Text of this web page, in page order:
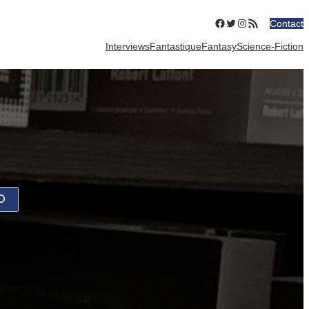
Facebook
Twitter
Instagram
Flux RSSContact
InterviewsFantastiqueFantasyScience-Fiction